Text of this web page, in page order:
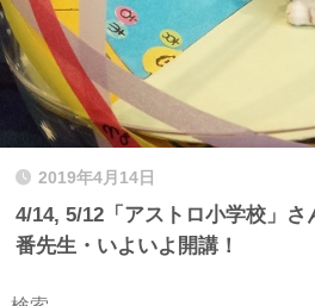
2019年4月14日
4/14, 5/12「アストロ小学校」
番先生・いよいよ開講！